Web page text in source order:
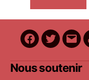
Facebook
Twitter
E-
mail
Nous soutenir